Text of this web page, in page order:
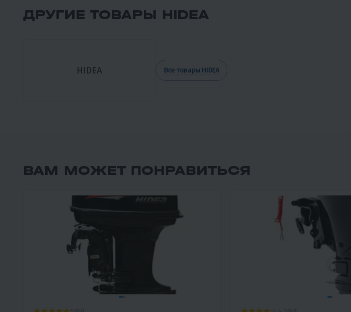
ДРУГИЕ ТОВАРЫ HIDEA
HIDEA Все товары HIDEA
ВАМ МОЖЕТ ПОНРАВИТЬСЯ